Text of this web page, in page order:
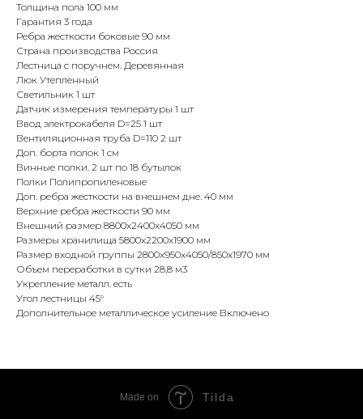
Толщина пола 100 мм
Гарантия 3 года
Ребра жесткости боковые 90 мм
Страна производства Россия
Лестница с поручнем. Деревянная
Люк Утепленный
Светильник 1 шт
Датчик измерения температуры 1 шт
Ввод электрокабеля D=25 1 шт
Вентиляционная труба D=110 2 шт
Доп. борта полок 1 см
Винные полки. 2 шт по 18 бутылок
Полки Полипропиленовые
Доп. ребра жесткости на внешнем дне. 40 мм
Верхние ребра жесткости 90 мм
Внешний размер 8800x2400x4050 мм
Размеры хранилища 5800x2200x1900 мм
Размер входной группы 2800x950x4050/850x1970 мм
Объем переработки в сутки 28,8 м3
Укрепление металл. есть
Угол лестницы 45°
Дополнительное металлическое усиление Включено
Made on Tilda